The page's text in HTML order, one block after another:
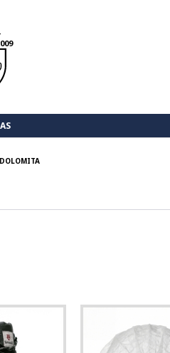
DOLOMITA